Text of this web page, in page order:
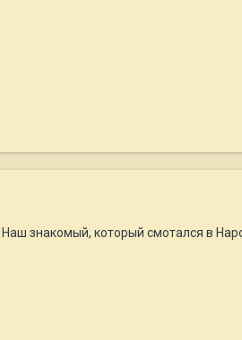
знакомый, который смотался в